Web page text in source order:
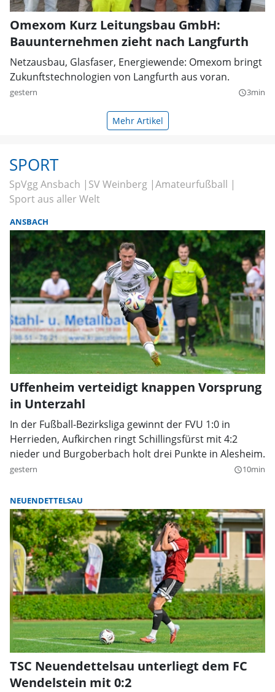
Omexom Kurz Leitungsbau GmbH:
Bauunternehmen zieht nach Langfurth
Netzausbau, Glasfaser, Energiewende: Omexom bringt
Zukunftstechnologien von Langfurth aus voran.
gestern query_builder3min
Mehr Artikel
SPORT
SpVgg Ansbach SV Weinberg Amateurfußball
Sport aus aller Welt
ANSBACH
Uffenheim verteidigt knappen Vorsprung
in Unterzahl
In der Fußball-Bezirksliga gewinnt der FVU 1:0 in
Herrieden, Aufkirchen ringt Schillingsfürst mit 4:2
nieder und Burgoberbach holt drei Punkte in Alesheim.
gestern query_builder10min
NEUENDETTELSAU
TSC Neuendettelsau unterliegt dem FC
Wendelstein mit 0:2